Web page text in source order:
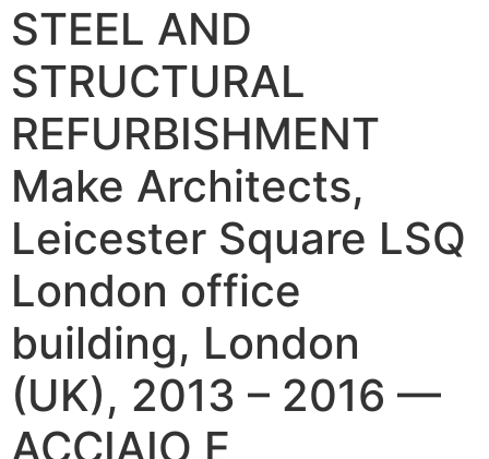
STEEL AND
STRUCTURAL
REFURBISHMENT
Make Architects,
Leicester Square LSQ
London office
building, London
(UK), 2013 – 2016 —
ACCIAIO E